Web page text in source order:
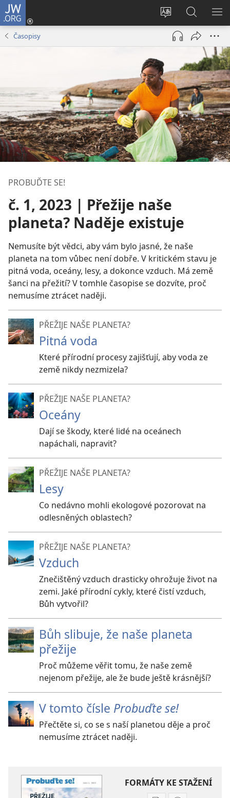
JW.ORG
Změnit
jazyk
stránek
Přihlásit
se
(otevřeno
Hledat
na
JW.ORG
Časopisy
PROBUĎTE SE!
č. 1, 2023 | Přežije naše
planeta? Naděje existuje
Nemusíte být vědci, aby vám bylo jasné, že naše
planeta na tom vůbec není dobře. V kritickém stavu je
pitná voda, oceány, lesy, a dokonce vzduch. Má země
šanci na přežití? V tomhle časopise se dozvíte, proč
nemusíme ztrácet naději.
PŘEŽIJE NAŠE PLANETA?
Pitná voda
Které přírodní procesy zajišťují, aby voda ze
země nikdy nezmizela?
PŘEŽIJE NAŠE PLANETA?
Oceány
Dají se škody, které lidé na oceánech
napáchali, napravit?
PŘEŽIJE NAŠE PLANETA?
Lesy
Co nedávno mohli ekologové pozorovat na
odlesněných oblastech?
PŘEŽIJE NAŠE PLANETA?
Vzduch
Znečištěný vzduch drasticky ohrožuje život na
zemi. Jaké přírodní cykly, které čistí vzduch,
Bůh vytvořil?
Bůh slibuje, že naše planeta
přežije
Proč můžeme věřit tomu, že naše země
nejenom přežije, ale že bude ještě krásnější?
V tomto čísle Probuďte se!
Přečtěte si, co se s naší planetou děje a proč
nemusíme ztrácet naději.
FORMÁTY KE STAŽENÍ